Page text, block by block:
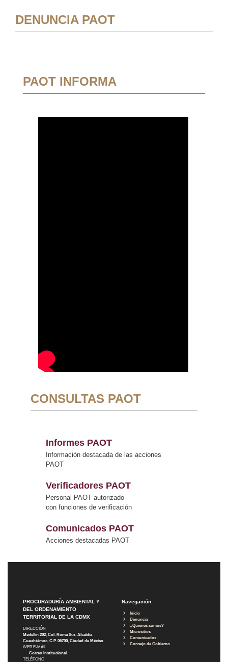
DENUNCIA PAOT
PAOT INFORMA
CONSULTAS PAOT
Informes PAOT
Información destacada de las acciones
PAOT
Verificadores PAOT
Personal PAOT autorizado
con funciones de verificación
Comunicados PAOT
Acciones destacadas PAOT
PROCURADURÍA AMBIENTAL Y
DEL ORDENAMIENTO
TERRITORIAL DE LA CDMX
DIRECCIÓN
Medellín 202, Col. Roma Sur, Alcaldía
Cuauhtémoc, C.P. 06700, Ciudad de México
WEB E-MAIL
Correo Institucional
TELÉFONO
Navegación
Inicio
Denuncia
¿Quiénes somos?
Micrositios
Comunicados
Consejo de Gobierno